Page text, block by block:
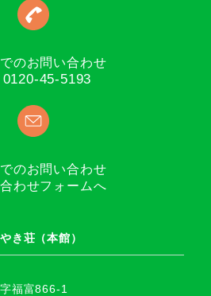
のお問い合わせ
0120-45-5193
のお問い合わせ
わせフォームへ
き荘（本館）
福富866-1